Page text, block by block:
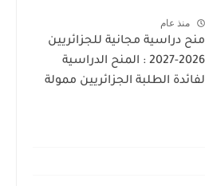
منذ عام
منح دراسية مجانية للجزائريين
2026-2027 : المنح الدراسية
لفائدة الطلبة الجزائريين ممولة